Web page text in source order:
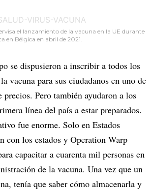
el lanzamiento de la vacuna en la UE durante
en Bélgica en abril de 2021.
se dispusieron a inscribir a todos los
vacuna para sus ciudadanos en uno de
precios. Pero también ayudaron a los
línea del país a estar preparados.
fue enorme. Solo en Estados
con los estados y Operation Warp
capacitar a cuarenta mil personas en
de la vacuna. Una vez que un
tenía que saber cómo almacenarla y